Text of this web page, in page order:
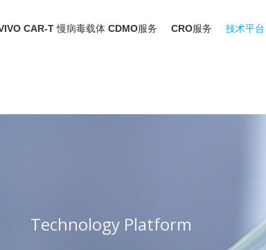
CAR-T 慢病毒载体 CDMO服务 CRO服务 技术平台
Technology Platform